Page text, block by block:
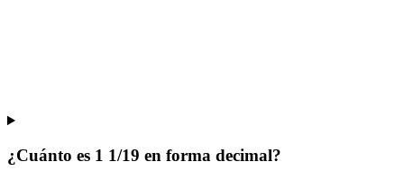
¿Cuánto es 1 1/19 en forma decimal?